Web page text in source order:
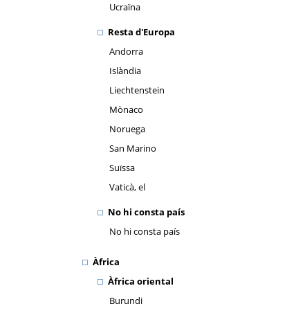
Ucraïna
Resta d'Europa
Andorra
Islàndia
Liechtenstein
Mònaco
Noruega
San Marino
Suïssa
Vaticà, el
No hi consta país
No hi consta país
Àfrica
Àfrica oriental
Burundi